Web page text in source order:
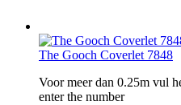
The Gooch Coverlet 7848
Voor meer dan 0.25m vul
enter the number